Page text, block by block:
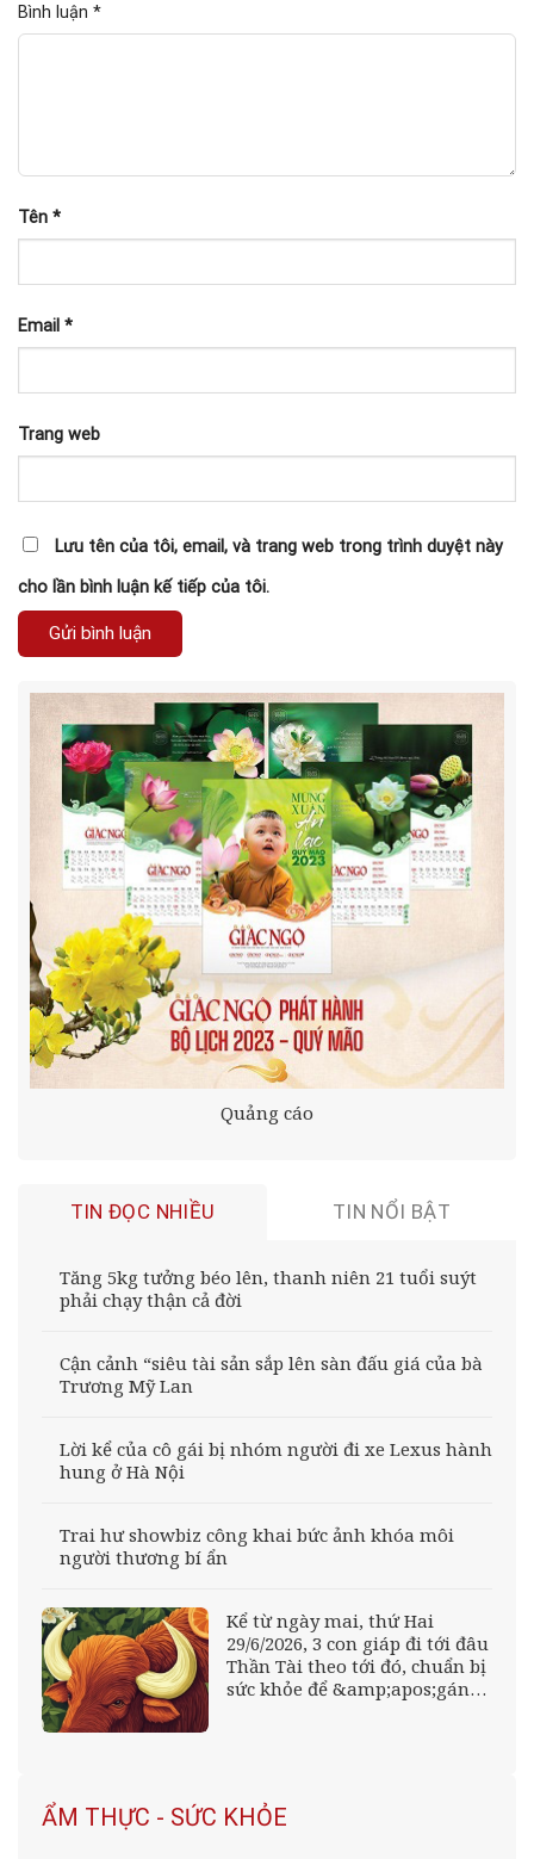
Bình luận *
Tên *
Email *
Trang web
Lưu tên của tôi, email, và trang web trong trình duyệt này
cho lần bình luận kế tiếp của tôi.
Quảng cáo
TIN ĐỌC NHIỀU TIN NỔI BẬT
Tăng 5kg tưởng béo lên, thanh niên 21 tuổi suýt
phải chạy thận cả đời
Cận cảnh “siêu tài sản sắp lên sàn đấu giá của bà
Trương Mỹ Lan
Lời kể của cô gái bị nhóm người đi xe Lexus hành
hung ở Hà Nội
Trai hư showbiz công khai bức ảnh khóa môi
người thương bí ẩn
Kể từ ngày mai, thứ Hai
29/6/2026, 3 con giáp đi tới đâu
Thần Tài theo tới đó, chuẩn bị
sức khỏe để &amp;apos;gánh
ẨM THỰC - SỨC KHỎE